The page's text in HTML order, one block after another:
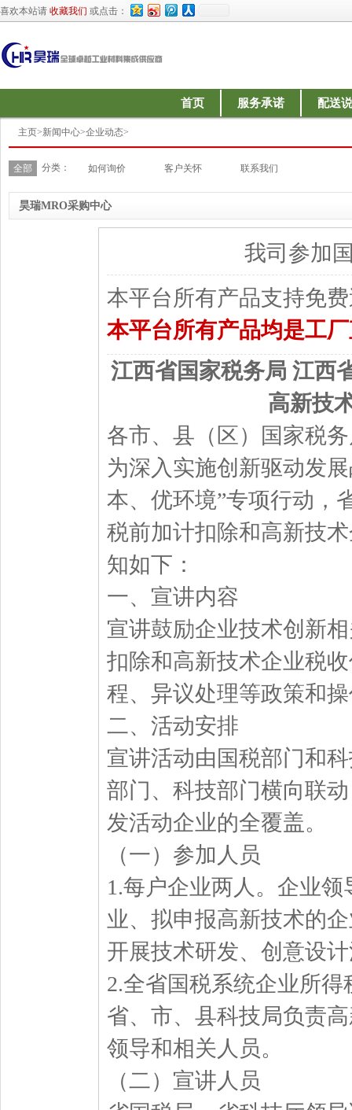
喜欢本站请 收藏我们 或点击：
首页 服务承诺 配送
主页>新闻中心>企业动态>
分类：
全部 如何询价 客户关怀 联系我们
昊瑞MRO采购中心
我司参加
本平台所有产品支持免
本平台所有产品均是工
江西省国家税务局 江西
高新技
各市、县（区）国家税
为深入实施创新驱动发
本、优环境”专项行动，
税前加计扣除和高新技
知如下：
一、宣讲内容
宣讲鼓励企业技术创新
扣除和高新技术企业税
程、异议处理等政策和
二、活动安排
宣讲活动由国税部门和
部门、科技部门横向联
发活动企业的全覆盖。
（一）参加人员
1.每户企业两人。企业
业、拟申报高新技术的
开展技术研发、创意设
2.全省国税系统企业所
省、市、县科技局负责
领导和相关人员。
（二）宣讲人员